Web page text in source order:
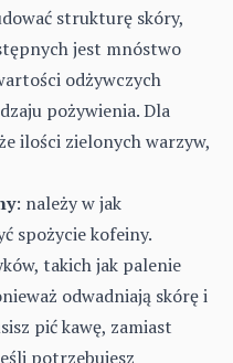
strukturę skóry,
jest mnóstwo
odżywczych
pożywienia. Dla
ilości zielonych warzyw,
: należy w jak
spożycie kofeiny.
takich jak palenie
odwadniają skórę i
pić kawę, zamiast
potrzebujesz